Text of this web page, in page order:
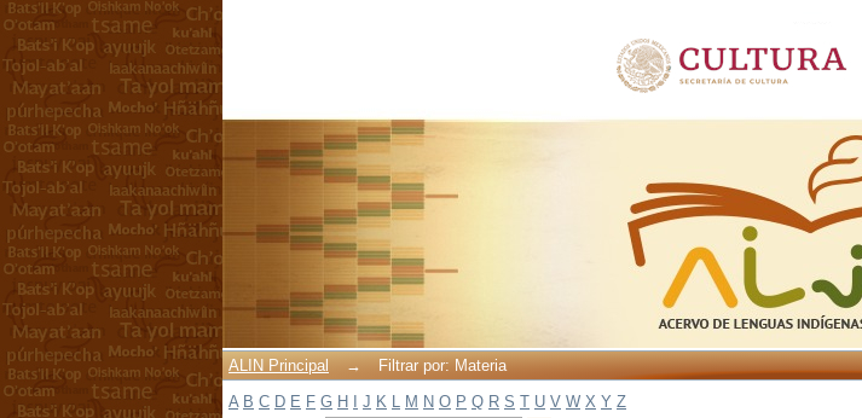
ALIN Principal →
Filtrar por: Materia
A B C D E F G H J K L M N O P Q R S T U V W X Y Z